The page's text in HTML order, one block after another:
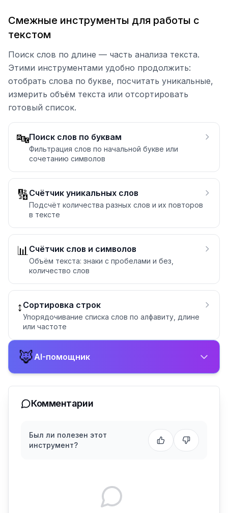
Смежные инструменты для работы с
текстом
Поиск слов по длине — часть анализа текста.
Этими инструментами удобно продолжить:
отобрать слова по букве, посчитать уникальные,
измерить объём текста или отсортировать
готовый список.
🔤Поиск слов по буквам
Фильтрация слов по начальной букве или
сочетанию символов
🔢 Счётчик уникальных слов
Подсчёт количества разных слов и их повторов
в тексте
📊Счётчик слов и символов
Объём текста: знаки с пробелами и без,
количество слов
↕️ Сортировка строк
Упорядочивание списка слов по алфавиту, длине
или частоте
🦊AI-помощник
Комментарии
Был ли полезен этот
инструмент?